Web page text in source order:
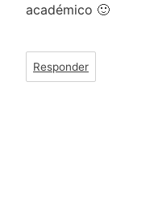
académico 🙂
Responder